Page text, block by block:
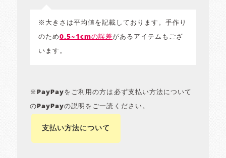
※大きさは平均値を記載しております。手作り
のため0.5~1cmの誤差があるアイテムもござ
います。
※PayPayをご利用の方は必ず支払い方法について
のPayPayの説明をご一読ください。
支払い方法について